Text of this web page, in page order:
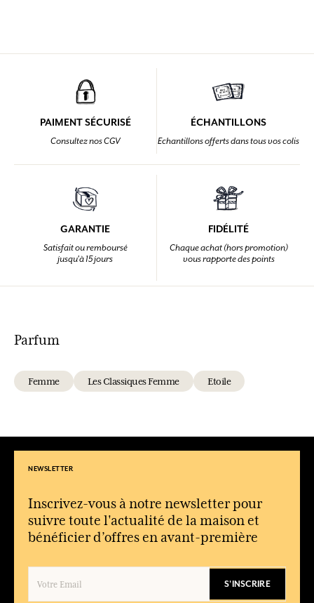
PAIMENT SÉCURISÉ
Consultez nos CGV
ÉCHANTILLONS
Echantillons offerts dans tous vos colis
GARANTIE
Satisfait ou remboursé
jusqu'à 15 jours
FIDÉLITÉ
Chaque achat (hors promotion)
vous rapporte des points
Parfum
Femme Les Classiques Femme Etoile
NEWSLETTER
Inscrivez-vous à notre newsletter pour
suivre toute l'actualité de la maison et
bénéficier d’offres en avant-première
S'INSCRIRE